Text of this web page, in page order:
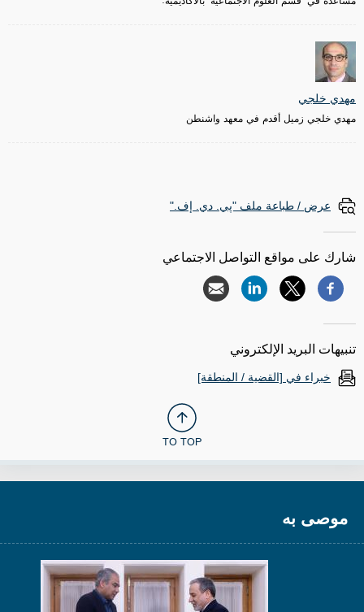
مهدي خلجي
مهدي خلجي زميل أقدم في معهد واشنطن
عرض / طباعة ملف "پي. دي. إف."
شارك على مواقع التواصل الاجتماعي
تنبيهات البريد الإلكتروني
خبراء في [القضية / المنطقة]
TO TOP
موصى به